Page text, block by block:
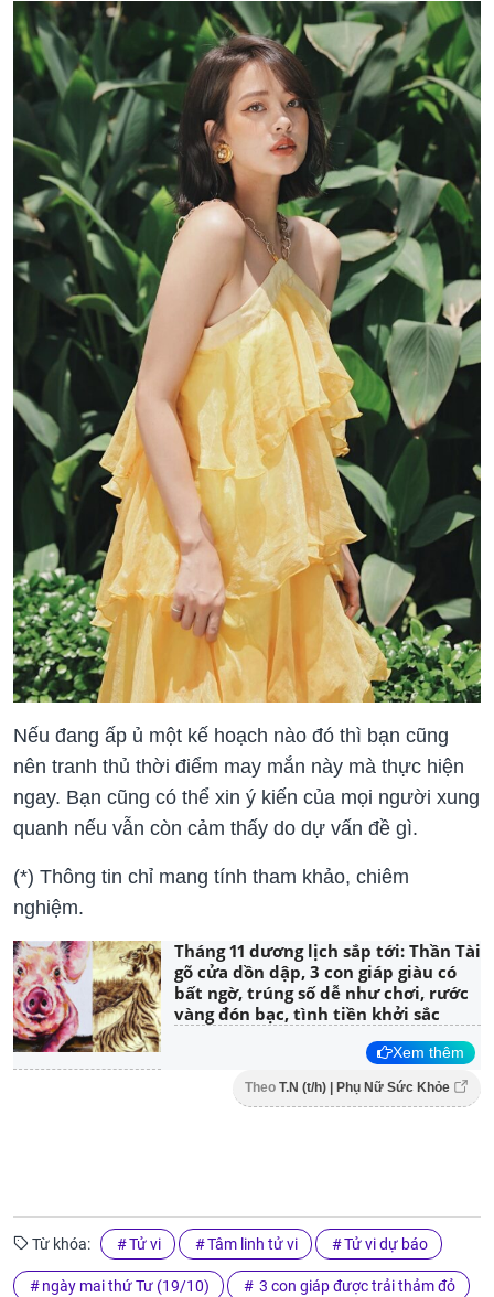
Nếu đang ấp ủ một kế hoạch nào đó thì bạn cũng
nên tranh thủ thời điểm may mắn này mà thực hiện
ngay. Bạn cũng có thể xin ý kiến của mọi người xung
quanh nếu vẫn còn cảm thấy do dự vấn đề gì.
(*) Thông tin chỉ mang tính tham khảo, chiêm
nghiệm.
Tháng 11 dương lịch sắp tới: Thần Tài
gõ cửa dồn dập, 3 con giáp giàu có
bất ngờ, trúng số dễ như chơi, rước
vàng đón bạc, tình tiền khởi sắc
Xem thêm
Theo T.N (t/h) | Phụ Nữ Sức Khỏe
Từ khóa: Tử vi Tâm linh tử vi Tử vi dự báo
ngày mai thứ Tư (19/10) 3 con giáp được trải thảm đỏ